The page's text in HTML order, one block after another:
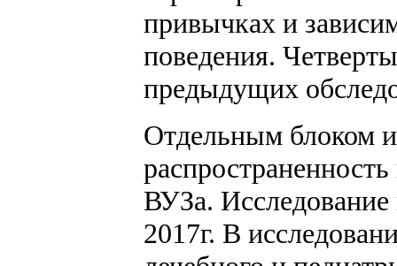
привычках и
поведения.
предыдущих
Отдельным блоком
ВУЗа.
2017г. В